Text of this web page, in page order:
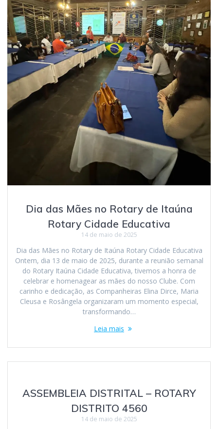
Dia das Mães no Rotary de Itaúna
Rotary Cidade Educativa
14 de maio de 2025
Dia das Mães no Rotary de Itaúna Rotary Cidade Educativa
Ontem, dia 13 de maio de 2025, durante a reunião semanal
do Rotary Itaúna Cidade Educativa, tivemos a honra de
celebrar e homenagear as mães do nosso Clube. Com
carinho e dedicação, as Companheiras Elina Dirce, Maria
Cleusa e Rosângela organizaram um momento especial,
transformando…
Leia mais
ASSEMBLEIA DISTRITAL – ROTARY
DISTRITO 4560
14 de maio de 2025